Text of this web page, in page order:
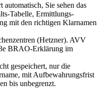
Sie sehen das
Tabelle, Ermittlungs-
mit den richtigen Klarnamen
(Hetzner). AVV
BRAO-Erklärung im
gespeichert, nur die
mit Aufbewahrungsfrist
bis unbegrenzt.